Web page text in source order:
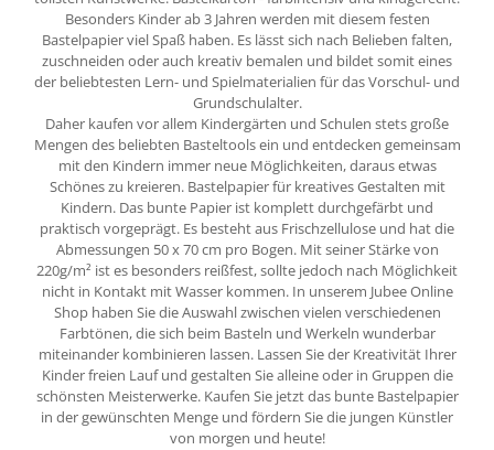
Besonders Kinder ab 3 Jahren werden mit diesem festen
Bastelpapier viel Spaß haben. Es lässt sich nach Belieben falten,
zuschneiden oder auch kreativ bemalen und bildet somit eines
der beliebtesten Lern- und Spielmaterialien für das Vorschul- und
Grundschulalter.
Daher kaufen vor allem Kindergärten und Schulen stets große
Mengen des beliebten Basteltools ein und entdecken gemeinsam
mit den Kindern immer neue Möglichkeiten, daraus etwas
Schönes zu kreieren. Bastelpapier für kreatives Gestalten mit
Kindern. Das bunte Papier ist komplett durchgefärbt und
praktisch vorgeprägt. Es besteht aus Frischzellulose und hat die
Abmessungen 50 x 70 cm pro Bogen. Mit seiner Stärke von
220g/m² ist es besonders reißfest, sollte jedoch nach Möglichkeit
nicht in Kontakt mit Wasser kommen. In unserem Jubee Online
Shop haben Sie die Auswahl zwischen vielen verschiedenen
Farbtönen, die sich beim Basteln und Werkeln wunderbar
miteinander kombinieren lassen. Lassen Sie der Kreativität Ihrer
Kinder freien Lauf und gestalten Sie alleine oder in Gruppen die
schönsten Meisterwerke. Kaufen Sie jetzt das bunte Bastelpapier
in der gewünschten Menge und fördern Sie die jungen Künstler
von morgen und heute!